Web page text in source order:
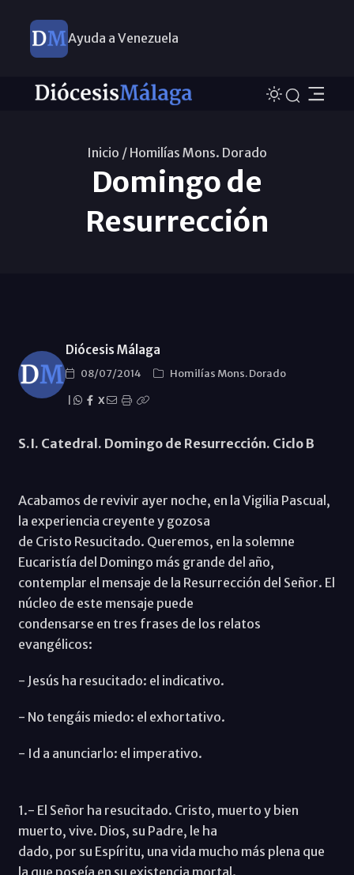
Ayuda a Venezuela
Inicio / Homilías Mons. Dorado
Domingo de
Resurrección
Diócesis Málaga
08/07/2014
Homilías Mons. Dorado
X
S.I. Catedral. Domingo de Resurrección. Ciclo B
Acabamos de revivir ayer noche, en la Vigilia Pascual,
la experiencia creyente y gozosa
de Cristo Resucitado. Queremos, en la solemne
Eucaristía del Domingo más grande del año,
contemplar el mensaje de la Resurrección del Señor. El
núcleo de este mensaje puede
condensarse en tres frases de los relatos
evangélicos:
- Jesús ha resucitado: el indicativo.
- No tengáis miedo: el exhortativo.
- Id a anunciarlo: el imperativo.
1.- El Señor ha resucitado. Cristo, muerto y bien
muerto, vive. Dios, su Padre, le ha
dado, por su Espíritu, una vida mucho más plena que
la que poseía en su existencia mortal.